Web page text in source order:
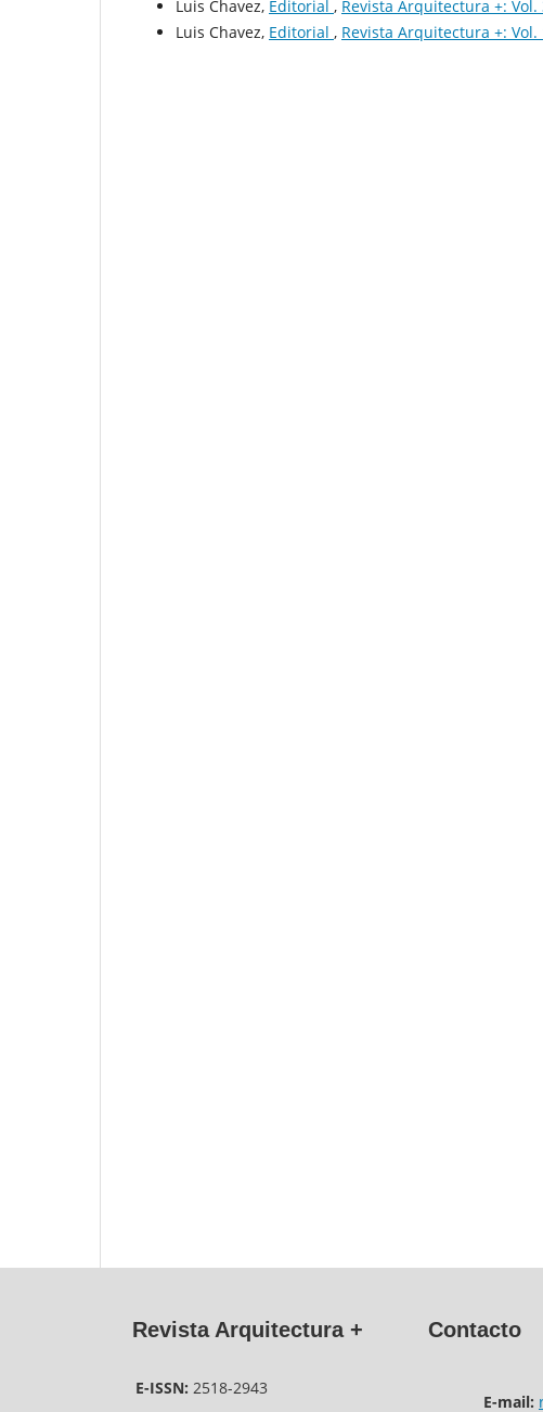
Luis Chavez, Editorial , Revista Arquitectura +: Vol.
Luis Chavez, Editorial , Revista Arquitectura +: Vol.
Revista Arquitectura +
E-ISSN: 2518-2943
E-mail: